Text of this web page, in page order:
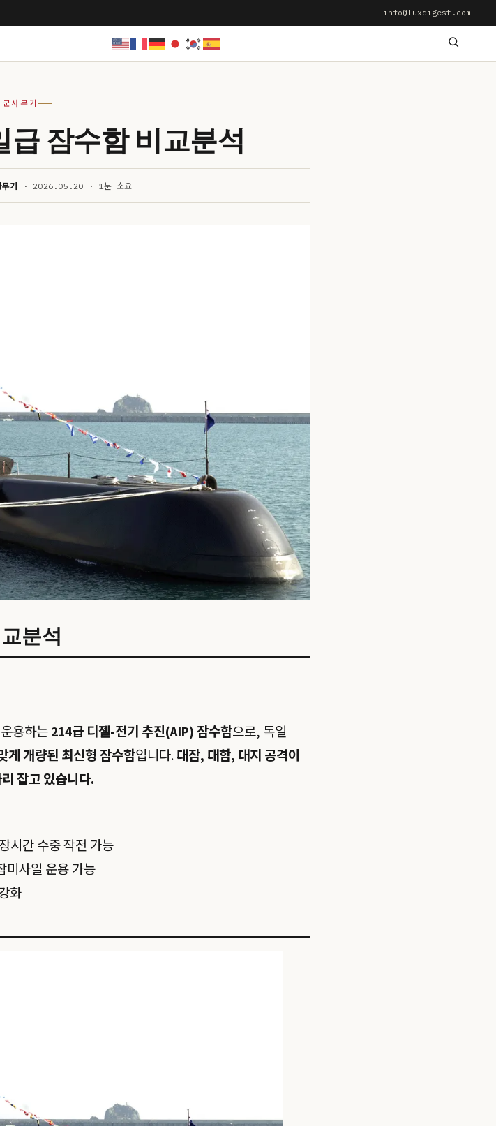
info@luxdigest.com
군사무기
잠수함 비교분석
기 · 2026.05.20 · 1분 소요
분석
용하는214급 디젤-전기 추진(AIP) 잠수함으로, 독일
게 개량된 최신형 잠수함입니다.대잠, 대함, 대지 공격이
잡고 있습니다.
시간 수중 작전 가능
미사일 운용 가능
화